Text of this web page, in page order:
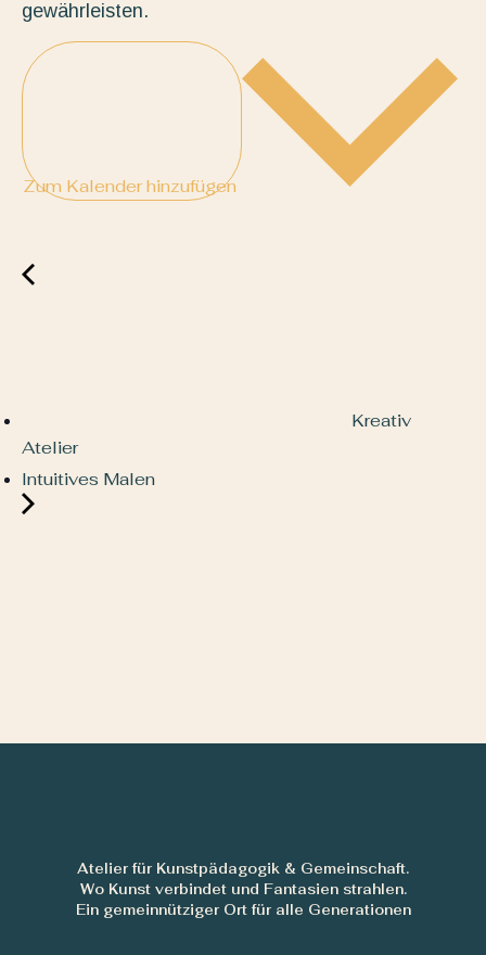
gewährleisten.
Zum Kalender hinzufügen
Kreativ
Atelier
Intuitives Malen
Atelier für Kunstpädagogik & Gemeinschaft.
Wo Kunst verbindet und Fantasien strahlen.
Ein gemeinnütziger Ort für alle Generationen